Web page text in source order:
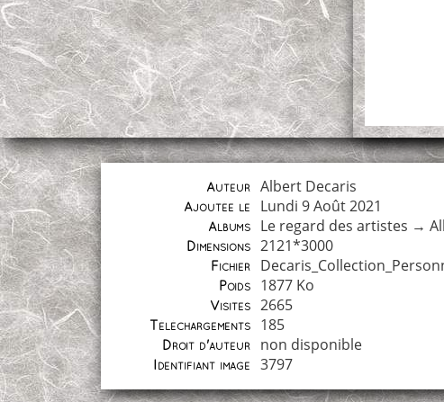
Auteur Albert Decaris
Ajoutée le Lundi 9 Août 2021
Albums Le regard des artistes →
Dimensions 2121*3000
Fichier
Poids 1877 Ko
Visites 2665
Téléchargements 185
Droit d'auteur non disponible
Identifiant image 3797